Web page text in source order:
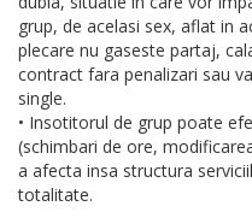
grup, de acelasi sex, aflat in
plecare nu gaseste partaj,
contract fara penalizari sau
single.
• Insotitorul de grup poate
(schimbari de ore,
a afecta insa structura
totalitate.